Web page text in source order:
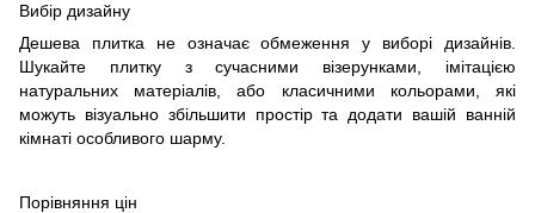
Вибір дизайну
Дешева плитка не означає обмеження у виборі дизайнів.
Шукайте плитку з сучасними візерунками, імітацією
натуральних матеріалів, або класичними кольорами, які
можуть візуально збільшити простір та додати вашій ванній
кімнаті особливого шарму.
Порівняння цін